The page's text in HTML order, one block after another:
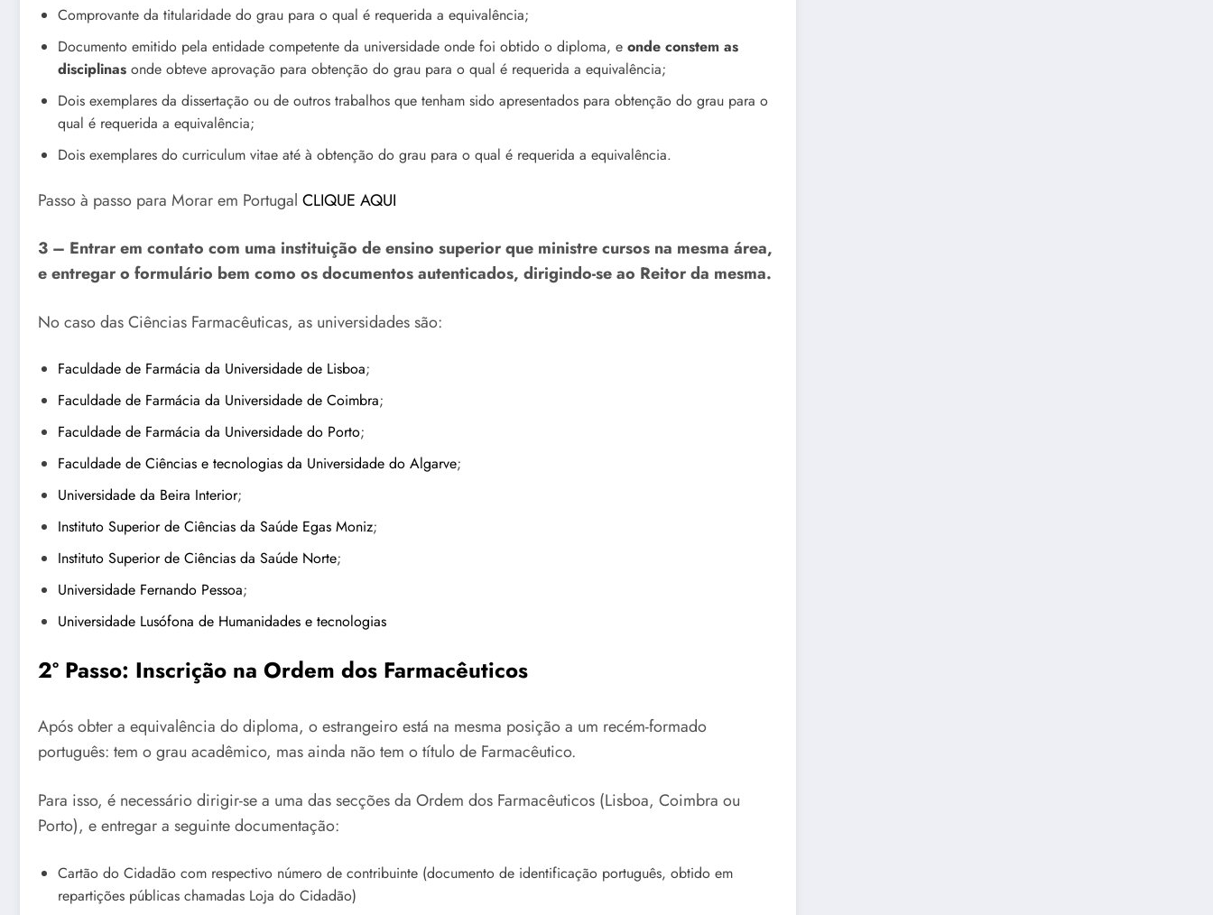
Comprovante da titularidade do grau para o qual é requerida a equivalência;
Documento emitido pela entidade competente da universidade onde foi obtido o diploma, e onde constem as
disciplinas onde obteve aprovação para obtenção do grau para o qual é requerida a equivalência;
Dois exemplares da dissertação ou de outros trabalhos que tenham sido apresentados para obtenção do grau para o
qual é requerida a equivalência;
Dois exemplares do curriculum vitae até à obtenção do grau para o qual é requerida a equivalência.
Passo à passo para Morar em Portugal CLIQUE AQUI
3 – Entrar em contato com uma instituição de ensino superior que ministre cursos na mesma área,
e entregar o formulário bem como os documentos autenticados, dirigindo-se ao Reitor da mesma.
No caso das Ciências Farmacêuticas, as universidades são:
Faculdade de Farmácia da Universidade de Lisboa;
Faculdade de Farmácia da Universidade de Coimbra;
Faculdade de Farmácia da Universidade do Porto;
Faculdade de Ciências e tecnologias da Universidade do Algarve;
Universidade da Beira Interior;
Instituto Superior de Ciências da Saúde Egas Moniz;
Instituto Superior de Ciências da Saúde Norte;
Universidade Fernando Pessoa;
Universidade Lusófona de Humanidades e tecnologias
2º Passo: Inscrição na Ordem dos Farmacêuticos
Após obter a equivalência do diploma, o estrangeiro está na mesma posição a um recém-formado
português: tem o grau acadêmico, mas ainda não tem o título de Farmacêutico.
Para isso, é necessário dirigir-se a uma das secções da Ordem dos Farmacêuticos (Lisboa, Coimbra ou
Porto), e entregar a seguinte documentação:
Cartão do Cidadão com respectivo número de contribuinte (documento de identificação português, obtido em
repartições públicas chamadas Loja do Cidadão)